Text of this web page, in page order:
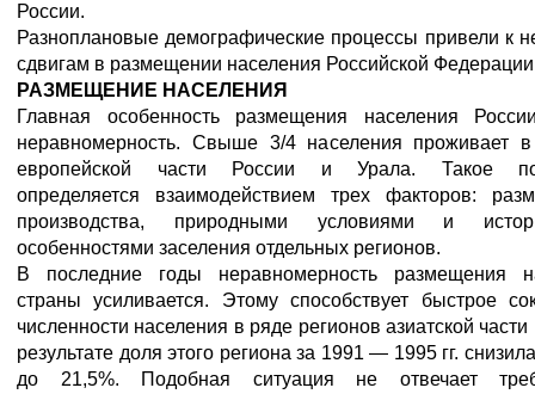
России.
Разноплановые демографические процессы привели к
сдвигам в размещении населения Российской
РАЗМЕЩЕНИЕ НАСЕЛЕНИЯ
Главная особенность размещения населения
неравномерность. Свыше 3/4 населения проживает
европейской части России и Урала. Такое
определяется взаимодействием трех факторов:
производства, природными условиями и
особенностями заселения отдельных регионов.
В последние годы неравномерность размещения
страны усиливается. Этому способствует быстрое
численности населения в ряде регионов азиатской
результате доля этого региона за 1991 — 1995 гг.
до 21,5%. Подобная ситуация не отвечает